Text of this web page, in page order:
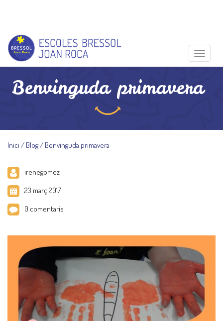
Benvinguda primavera
Inici Blog Benvinguda primavera
irenegomez
23 març 2017
0 comentaris